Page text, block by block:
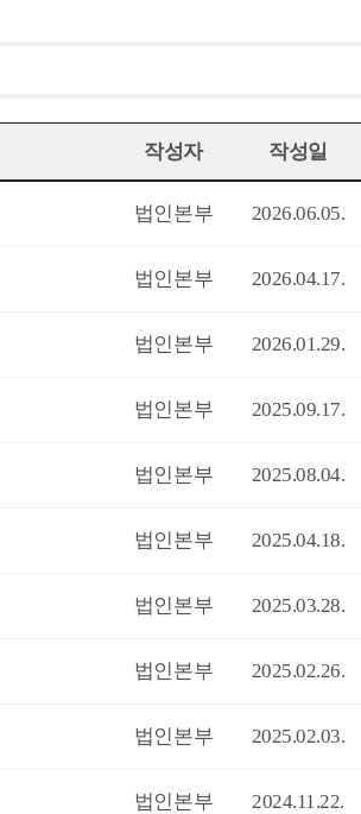
작성자 작성일
법인본부 2026.06.05.
법인본부 2026.04.17.
법인본부 2026.01.29.
법인본부 2025.09.17.
법인본부 2025.08.04.
법인본부 2025.04.18.
법인본부 2025.03.28.
법인본부 2025.02.26.
법인본부 2025.02.03.
법인본부 2024.11.22.